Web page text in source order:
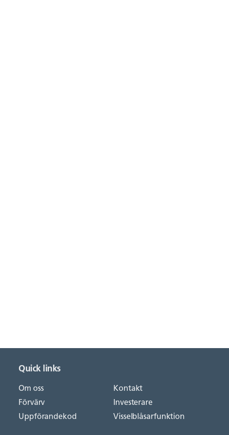
Quick links
Om oss
Förvärv
Uppförandekod
Kontakt
Investerare
Visselblåsarfunktion